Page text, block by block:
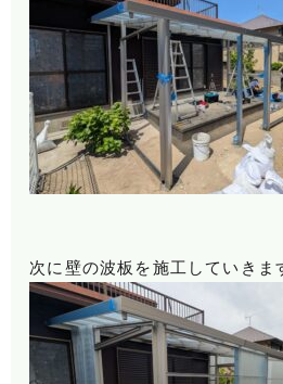
次に壁の波板を施工していきま